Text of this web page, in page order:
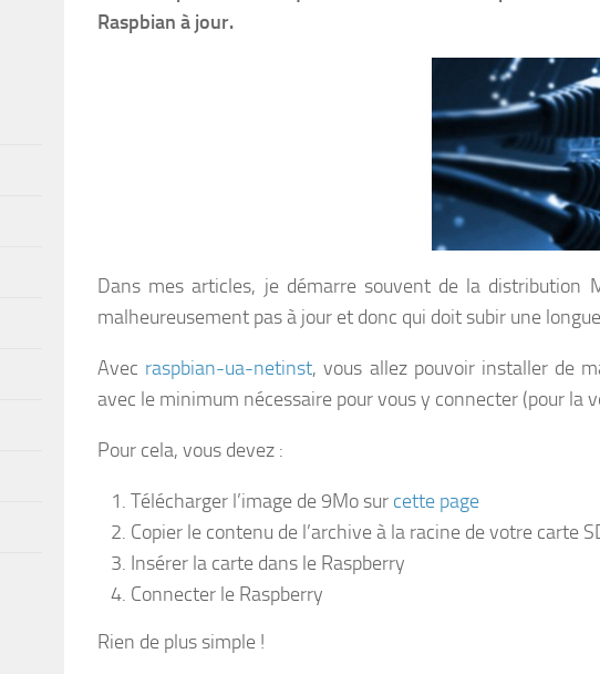
Raspbian à jour.
Dans mes articles, je démarre souvent de la distribution
malheureusement pas à jour et donc qui doit subir une
Avec raspbian-ua-netinst, vous allez pouvoir installer de
avec le minimum nécessaire pour vous y connecter (pour la
Pour cela, vous devez :
Télécharger l’image de 9Mo sur cette page
Copier le contenu de l’archive à la racine de votre carte
Insérer la carte dans le Raspberry
Connecter le Raspberry
Rien de plus simple !